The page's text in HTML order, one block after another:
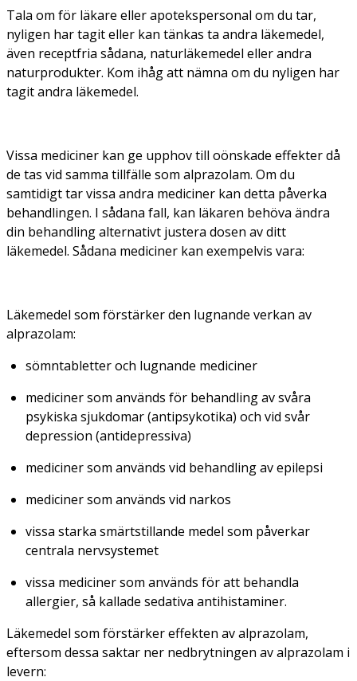
Tala om för läkare eller apotekspersonal om du tar,
nyligen har tagit eller kan tänkas ta andra läkemedel,
även receptfria sådana, naturläkemedel eller andra
naturprodukter. Kom ihåg att nämna om du nyligen har
tagit andra läkemedel.
Vissa mediciner kan ge upphov till oönskade effekter då
de tas vid samma tillfälle som alprazolam. Om du
samtidigt tar vissa andra mediciner kan detta påverka
behandlingen. I sådana fall, kan läkaren behöva ändra
din behandling alternativt justera dosen av ditt
läkemedel. Sådana mediciner kan exempelvis vara:
Läkemedel som förstärker den lugnande verkan av
alprazolam:
sömntabletter och lugnande mediciner
mediciner som används för behandling av svåra
psykiska sjukdomar (antipsykotika) och vid svår
depression (antidepressiva)
mediciner som används vid behandling av epilepsi
mediciner som används vid narkos
vissa starka smärtstillande medel som påverkar
centrala nervsystemet
vissa mediciner som används för att behandla
allergier, så kallade sedativa antihistaminer.
Läkemedel som förstärker effekten av alprazolam,
eftersom dessa saktar ner nedbrytningen av alprazolam i
levern: